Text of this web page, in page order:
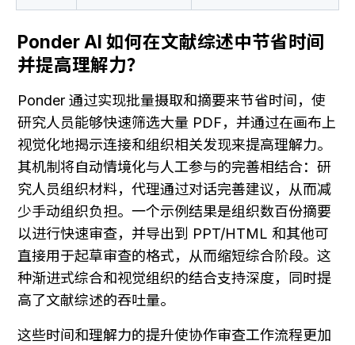
Ponder AI 如何在文献综述中节省时间
并提高理解力？
Ponder 通过实现批量摄取和摘要来节省时间，使
研究人员能够快速筛选大量 PDF，并通过在画布上
视觉化地揭示连接和组织相关发现来提高理解力。
其机制将自动情境化与人工参与的完善相结合：研
究人员组织材料，代理通过对话完善建议，从而减
少手动组织负担。一个示例结果是组织数百份摘要
以进行快速审查，并导出到 PPT/HTML 和其他可
直接用于起草审查的格式，从而缩短综合阶段。这
种渐进式综合和视觉组织的结合支持深度，同时提
高了文献综述的吞吐量。
这些时间和理解力的提升使协作审查工作流程更加